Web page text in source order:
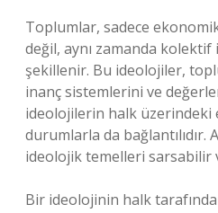
Toplumlar, sadece
değil, aynı zamanda
şekillenir. Bu ideolojiler,
inanç sistemlerini ve
ideolojilerin halk üzerindeki
durumlarla da bağlantılıdır.
ideolojik temelleri sarsabilir
Bir ideolojinin halk